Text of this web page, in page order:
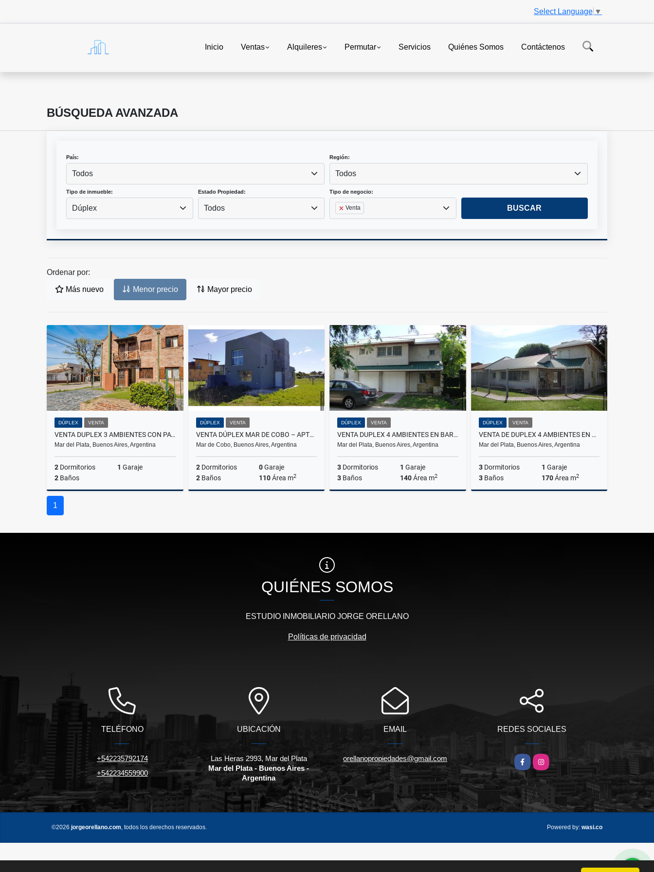
Select Language ▼
Inicio Ventas Alquileres Permutar Servicios Quiénes Somos Contáctenos
BÚSQUEDA AVANZADA
País:
Todos
Región:
Todos
Tipo de inmueble:
Dúplex
Estado Propiedad:
Todos
Tipo de negocio:
Venta BUSCAR
Ordenar por:
Más nuevo Menor precio Mayor precio
DÚPLEX VENTA
VENTA DUPLEX 3 AMBIENTES CON PATIO EN PARQUE LURO
Mar del Plata, Buenos Aires, Argentina
2 Dormitorios 1 Garaje
2 Baños
DÚPLEX VENTA
VENTA DÚPLEX MAR DE COBO – APTO CRÉDITO!
Mar de Cobo, Buenos Aires, Argentina
2Dormitorios 0Garaje
2Baños 110Área m2
DÚPLEX VENTA
VENTA DUPLEX 4 AMBIENTES EN BARRIO ESTRADA
Mar del Plata, Buenos Aires, Argentina
3 Dormitorios 1 Garaje
3 Baños 140Área m2
DÚPLEX VENTA
VENTA DE DUPLEX 4 AMBIENTES EN ESQUINA BARRIO ESTRADA
Mar del Plata, Buenos Aires, Argentina
3Dormitorios 1 Garaje
3Baños 170Área m2
1
QUIÉNES SOMOS
ESTUDIO INMOBILIARIO JORGE ORELLANO
Políticas de privacidad
TELÉFONO
+542235792174
+542234559900
UBICACIÓN
Las Heras 2993, Mar del Plata
Mar del Plata - Buenos Aires -
Argentina
EMAIL
orellanopropiedades@gmail.com
REDES SOCIALES
Facebook
Instagram
©2026 jorgeorellano.com, todos los derechos reservados. Powered by: wasi.co